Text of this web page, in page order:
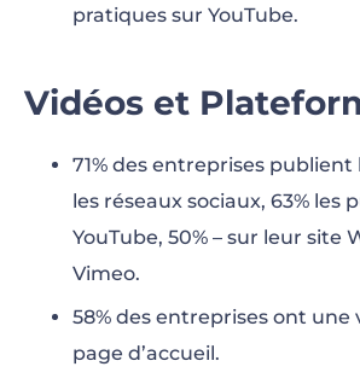
pratiques sur YouTube.
Vidéos et
71% des entreprises publient
les réseaux sociaux, 63% les
YouTube, 50% – sur leur site
Vimeo.
58% des entreprises ont une
page d’accueil.